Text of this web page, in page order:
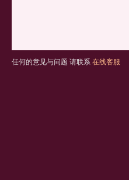
任何的意见与问题 请联系 在线客服